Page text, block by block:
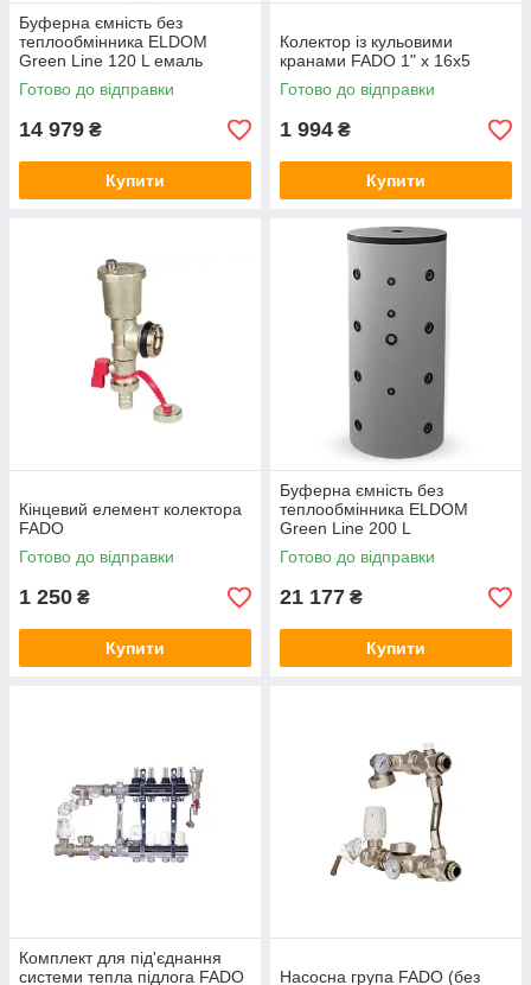
Буферна ємність без
теплообмінника ELDOM
Green Line 120 L емаль
Готово до відправки
14 979 ₴
Купити
Колектор із кульовими
кранами FADO 1" x 16x5
Готово до відправки
1 994 ₴
Купити
Кінцевий елемент колектора
FADO
Готово до відправки
1 250 ₴
Купити
Буферна ємність без
теплообмінника ELDOM
Green Line 200 L
Готово до відправки
21 177 ₴
Купити
Комплект для під'єднання
системи тепла підлога FADO
Насосна група FADO (без